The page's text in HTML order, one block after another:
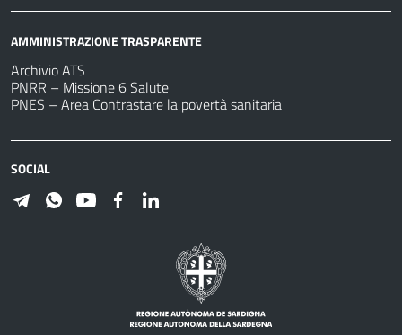
AMMINISTRAZIONE TRASPARENTE
Archivio ATS
PNRR – Missione 6 Salute
PNES – Area Contrastare la povertà sanitaria
SOCIAL